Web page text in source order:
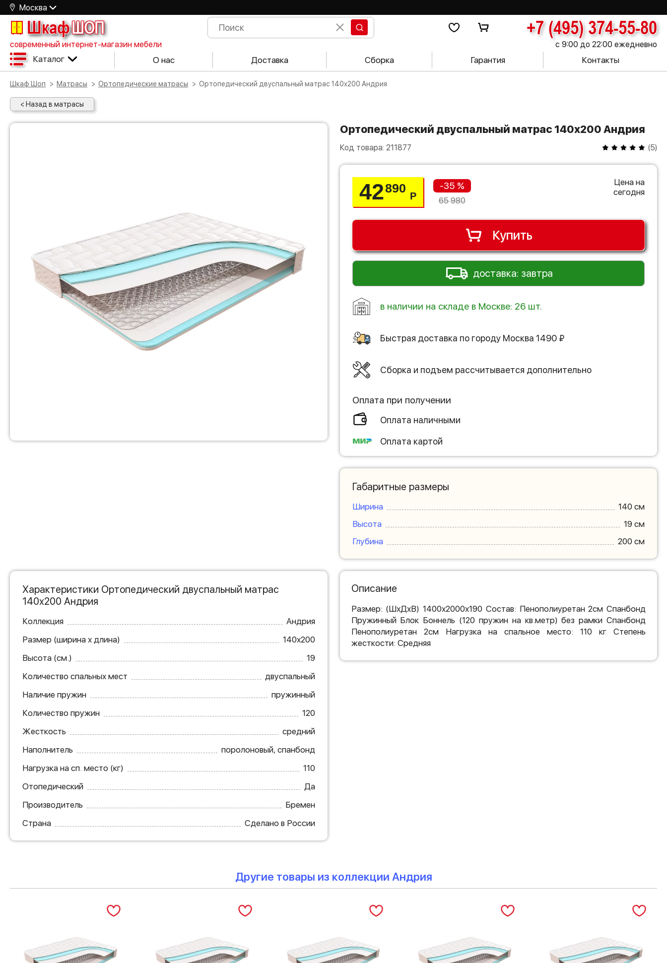
Москва
ШкафШОП +7 (495) 374-55-80
современный интернет-магазин мебели с 9:00 до 22:00 ежедневно
Каталог О нас Доставка Сборка Гарантия Контакты
Шкаф Шоп Матрасы Ортопедические матрасы Ортопедический двуспальный матрас 140х200 Андрия
< Назад в матрасы
Ортопедический двуспальный матрас 140х200 Андрия
Код товара: 211877 (5)
42890
Р
-35 %
65 980
Цена на
сегодня
Купить
доставка: завтра
в наличии на складе в Москве: 26 шт.
Быстрая доставка по городу Москва 1490 ₽
Сборка и подъем рассчитывается дополнительно
Оплата при получении
Оплата наличными
Оплата картой
Габаритные размеры
Ширина
140 см
Высота
19 см
Глубина
200 см
Характеристики Ортопедический двуспальный матрас
140х200 Андрия
Коллекция
Андрия
Размер (ширина х длина)
140х200
Высота (см.)
19
Количество спальных мест
двуспальный
Наличие пружин
пружинный
Количество пружин
120
Жесткость
средний
Наполнитель
поролоновый, спанбонд
Нагрузка на сп. место (кг)
110
Отопедический
Да
Производитель
Бремен
Страна
Сделано в России
Описание
Размер: (ШхДхВ) 1400х2000х190 Состав: Пенополиуретан 2см Спанбонд
Пружинный Блок Боннель (120 пружин на кв.метр) без рамки Спанбонд
Пенополиуретан 2см Нагрузка на спальное место: 110 кг Степень
жесткости: Средняя
Другие товары из коллекции Андрия